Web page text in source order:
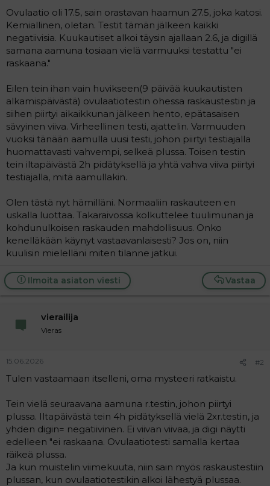
t
a
j
a
Ovulaatio oli 17.5, sain orastavan haamun 27.5, joka katosi.
Kemiallinen, oletan. Testit tämän jälkeen kaikki
negatiivisia. Kuukautiset alkoi täysin ajallaan 2.6, ja digillä
samana aamuna tosiaan vielä varmuuksi testattu "ei
raskaana."
Eilen tein ihan vain huvikseen(9 päivää kuukautisten
alkamispäivästä) ovulaatiotestin ohessa raskaustestin ja
siihen piirtyi aikaikkunan jälkeen hento, epätasaisen
sävyinen viiva. Virheellinen testi, ajattelin. Varmuuden
vuoksi tänään aamulla uusi testi, johon piirtyi testiajalla
huomattavasti vahvempi, selkeä plussa. Toisen testin
tein iltapäivästä 2h pidätyksellä ja yhtä vahva viiva piirtyi
testiajalla, mitä aamullakin.
Olen tästä nyt hämilläni. Normaaliin raskauteen en
uskalla luottaa. Takaraivossa kolkuttelee tuulimunan ja
kohdunulkoisen raskauden mahdollisuus. Onko
kenelläkään käynyt vastaavanlaisesti? Jos on, niin
kuulisin mielelläni miten tilanne jatkui.
Vastaa
Ilmoita asiaton viesti
vierailija
Vieras
15.06.2026 #2
Tulen vastaamaan itselleni, oma mysteeri ratkaistu.
Tein vielä seuraavana aamuna r.testin, johon piirtyi
plussa. Iltapäivästä tein 4h pidätyksellä vielä 2xr.testin, ja
yhden digin= negatiivinen. Ei viivan viivaa, ja digi näytti
edelleen "ei raskaana. Ovulaatiotesti samalla kertaa
räikeä plussa.
Ja kun muistelin viimekuuta, niin sain myös raskaustestiin
plussan, kun ovulaatiotestikin alkoi lähestyä plussaa.